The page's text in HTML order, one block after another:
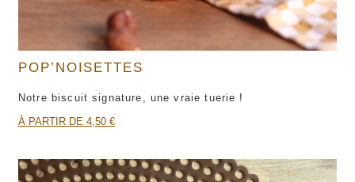
POP’NOISETTES
Notre biscuit signature, une vraie tuerie !
À PARTIR DE 4,50 €